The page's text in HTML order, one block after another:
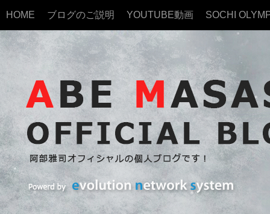
HOME ブログのご説明 YOUTUBE動画 SOCHI